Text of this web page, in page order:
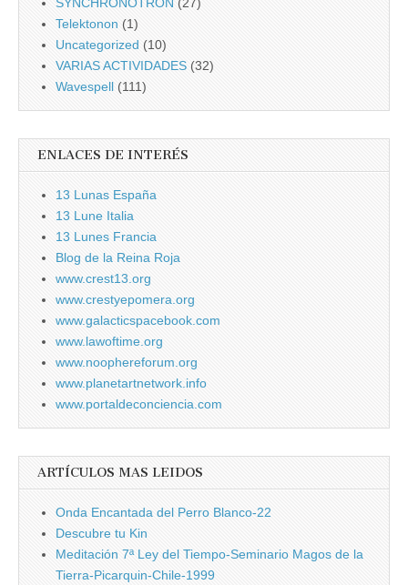
Telektonon (1)
Uncategorized (10)
VARIAS ACTIVIDADES (32)
Wavespell (111)
ENLACES DE INTERÉS
13 Lunas España
13 Lune Italia
13 Lunes Francia
Blog de la Reina Roja
www.crest13.org
www.crestyepomera.org
www.galacticspacebook.com
www.lawoftime.org
www.noophereforum.org
www.planetartnetwork.info
www.portaldeconciencia.com
ARTÍCULOS MAS LEIDOS
Onda Encantada del Perro Blanco-22
Descubre tu Kin
Meditación 7ª Ley del Tiempo-Seminario Magos de la
Tierra-Picarquin-Chile-1999